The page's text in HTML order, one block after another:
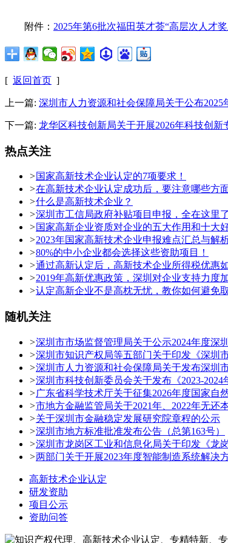
附件： 2025年第6批次福田英才荟“高层次人才
[ 返回首页 ]
上一篇: 深圳市人力资源和社会保障局关于公布
下一篇: 龙华区科技创新局关于开展2026年科技创
热点关注
>国家高新技术企业认定的7项要求！
>在高新技术企业认定成功后，要注意哪些方
>什么是高新技术企业？
>深圳市工信局政府补贴项目申报，全在这里了
>国家高新企业资质对企业的五大作用和十大
>2023年国家高新技术企业申报难点汇总与解
>80%的中小企业都会选择这些资助项目！
>通过高新认定后，高新技术企业所得税优惠
>2019年高新优惠政策，深圳对企业支持力度
>认定高新企业不是高枕无忧，教你如何避免
随机关注
>深圳市市场监督管理局关于公示2024年度深
>深圳市知识产权局等五部门关于印发《深圳
>深圳市人力资源和社会保障局关于发布深圳
>深圳市科技创新委员会关于发布《2023-
>广东省科学技术厅关于征集2026年度国家自
>市地方金融监管局关于2021年、2022年无还
>关于深圳市金融稳定发展研究院章程的公示
>深圳市地方标准批准发布公告（总第163号）
>深圳市龙岗区工业和信息化局关于印发《龙
>两部门关于开展2023年度智能制造系统解决
高新技术企业认定
研发资助
项目公示
资助问答